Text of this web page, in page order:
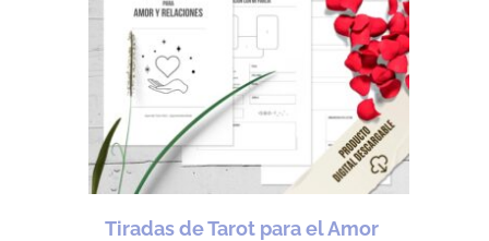
Tiradas de Tarot para el Amor